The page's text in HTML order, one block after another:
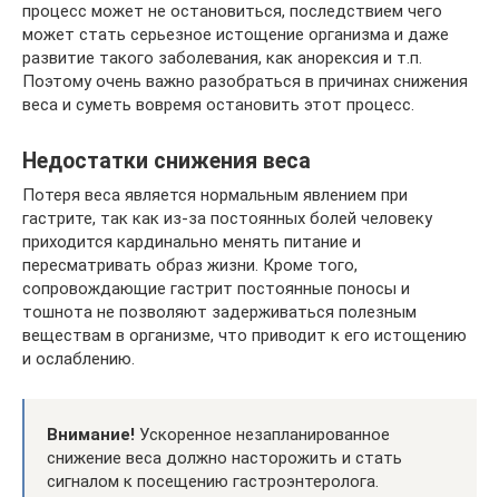
процесс может не остановиться, последствием чего
может стать серьезное истощение организма и даже
развитие такого заболевания, как анорексия и т.п.
Поэтому очень важно разобраться в причинах снижения
веса и суметь вовремя остановить этот процесс.
Недостатки снижения веса
Потеря веса является нормальным явлением при
гастрите, так как из-за постоянных болей человеку
приходится кардинально менять питание и
пересматривать образ жизни. Кроме того,
сопровождающие гастрит постоянные поносы и
тошнота не позволяют задерживаться полезным
веществам в организме, что приводит к его истощению
и ослаблению.
Внимание! Ускоренное незапланированное
снижение веса должно насторожить и стать
сигналом к посещению гастроэнтеролога.